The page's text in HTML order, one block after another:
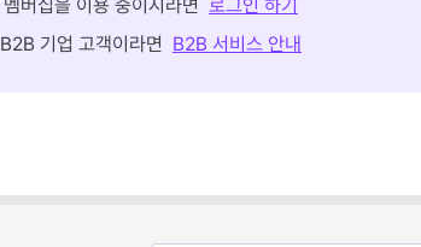
멤버십을 이용 중이시라면 로그인 하기
B2B 기업 고객이라면 B2B 서비스 안내